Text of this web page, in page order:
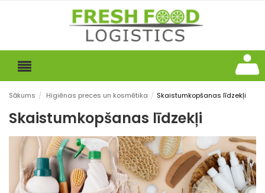
Sākums / Higiēnas preces un kosmētika / Skaistumkopšanas līdzekļi
Skaistumkopšanas līdzekļi